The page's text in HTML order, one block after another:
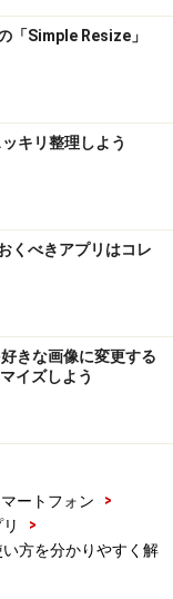
とは別の端
ートガイド裏面
み取りしかできな
ります。
きか？
しますが、どち
楽天回線の通信
LIMIT V」は楽
放題ですが、パ
「Simple Resize」
キリ整理しよう
くべきアプリはコレ
きな画像に変更する
イズしよう
ートフォン
>
>
方を分かりやすく解